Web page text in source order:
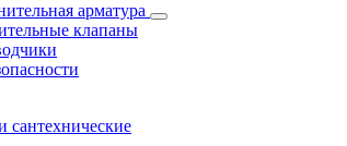
арматура
клапаны
сантехнические